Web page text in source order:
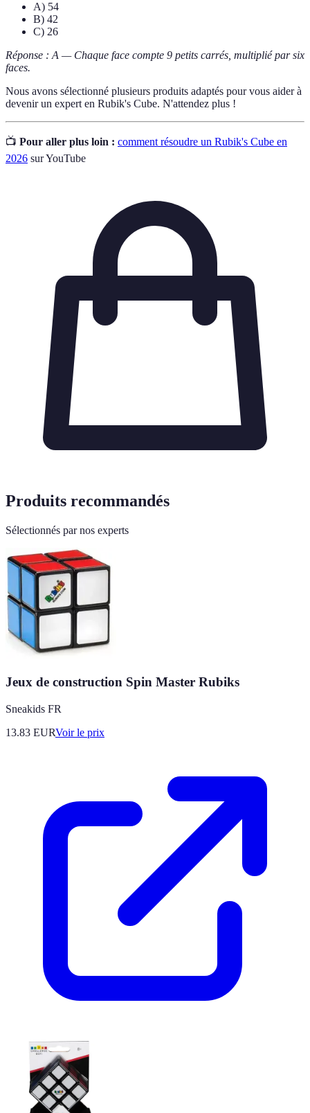
A) 54
B) 42
C) 26
Réponse : A — Chaque face compte 9 petits carrés, multiplié par six
faces.
Nous avons sélectionné plusieurs produits adaptés pour vous aider à
devenir un expert en Rubik's Cube. N'attendez plus !
📺 Pour aller plus loin : comment résoudre un Rubik's Cube en
2026 sur YouTube
Produits recommandés
Sélectionnés par nos experts
Jeux de construction Spin Master Rubiks
Sneakids FR
13.83 EURVoir le prix